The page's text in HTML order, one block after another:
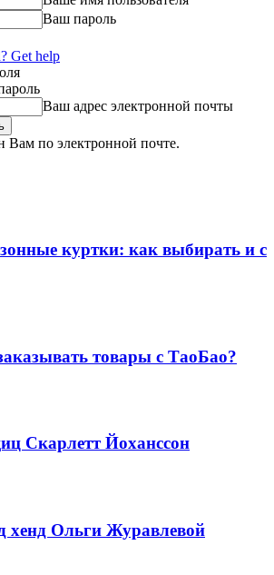
Ваш пароль
Get help
Ваш адрес электронной почты
Вам по электронной почте.
куртки: как выбирать и с
товары с ТаоБао?
Скарлетт Йоханссон
хенд Ольги Журавлевой